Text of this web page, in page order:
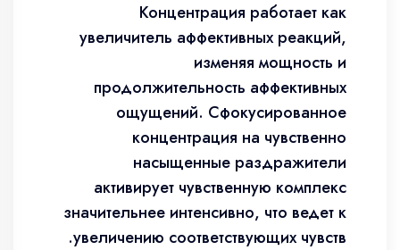
Концентрация работает как
увеличитель аффективных реакций,
изменяя мощность и
продолжительность аффективных
ощущений. Сфокусированное
концентрация на чувственно
насыщенные раздражители
активирует чувственную комплекс
значительнее интенсивно, что ведет к
увеличению соответствующих чувств.